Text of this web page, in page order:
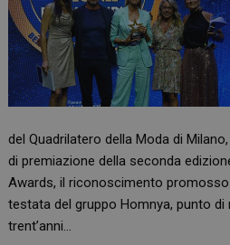
del Quadrilatero della Moda di
di premiazione della seconda
Awards, il riconoscimento
testata del gruppo Homnya, punto
trent’anni…